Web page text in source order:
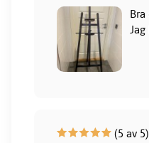
Jag
(5 av